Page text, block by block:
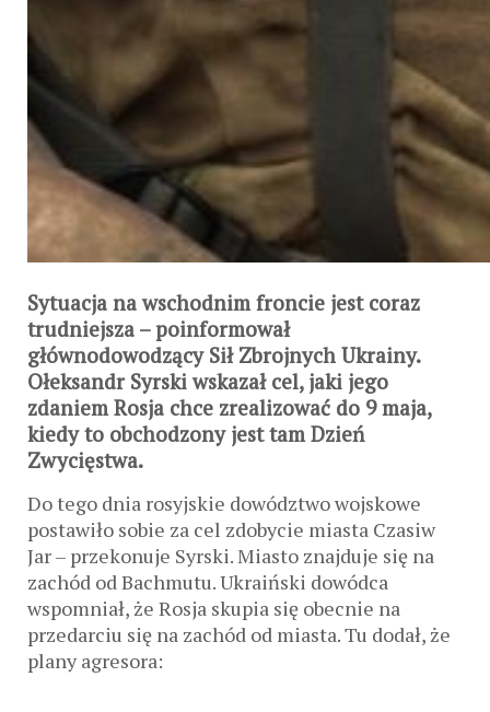
Sytuacja na wschodnim froncie jest coraz
trudniejsza – poinformował
głównodowodzący Sił Zbrojnych Ukrainy.
Ołeksandr Syrski wskazał cel, jaki jego
zdaniem Rosja chce zrealizować do 9 maja,
kiedy to obchodzony jest tam Dzień
Zwycięstwa.
Do tego dnia rosyjskie dowództwo wojskowe
postawiło sobie za cel zdobycie miasta Czasiw
Jar – przekonuje Syrski. Miasto znajduje się na
zachód od Bachmutu. Ukraiński dowódca
wspomniał, że Rosja skupia się obecnie na
przedarciu się na zachód od miasta. Tu dodał, że
plany agresora: